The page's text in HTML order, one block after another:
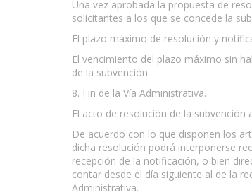
Una vez aprobada la propuesta de
solicitantes a los que se concede la
El plazo máximo de resolución y
El vencimiento del plazo máximo sin
de la subvención.
8. Fin de la Vía Administrativa.
El acto de resolución de la subvención
De acuerdo con lo que disponen los
dicha resolución podrá interponerse
recepción de la notificación, o bien
contar desde el día siguiente al de la
Administrativa.